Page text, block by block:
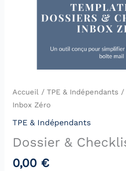
Accueil/ TPE & Indépendants /
Inbox Zéro
TPE & Indépendants
Dossier &
0,00 €